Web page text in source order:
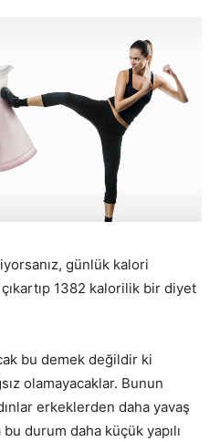
günlük kalori
çıkartıp 1382 kalorilik bir diyet
bu demek değildir ki
olamayacaklar. Bunun
erkeklerden daha yavaş
durum daha küçük yapılı